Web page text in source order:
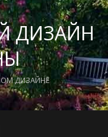
ДИЗАЙН
ДИЗАЙНЕ